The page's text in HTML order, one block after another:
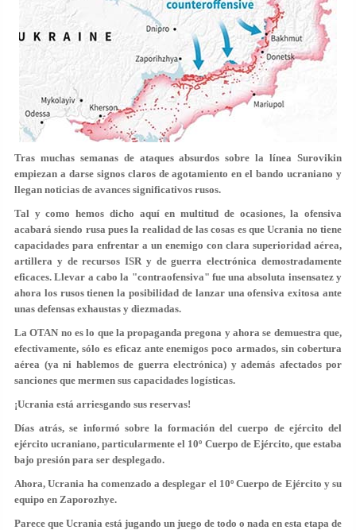
Tras muchas semanas de ataques absurdos sobre la línea Surovikin
empiezan a darse signos claros de agotamiento en el bando ucraniano y
llegan noticias de avances significativos rusos.
Tal y como hemos dicho aquí en multitud de ocasiones, la ofensiva
acabará siendo rusa pues la realidad de las cosas es que Ucrania no tiene
capacidades para enfrentar a un enemigo con clara superioridad aérea,
artillera y de recursos ISR y de guerra electrónica demostradamente
eficaces. Llevar a cabo la "contraofensiva" fue una absoluta insensatez y
ahora los rusos tienen la posibilidad de lanzar una ofensiva exitosa ante
unas defensas exhaustas y diezmadas.
La OTAN no es lo que la propaganda pregona y ahora se demuestra que,
efectivamente, sólo es eficaz ante enemigos poco armados, sin cobertura
aérea (ya ni hablemos de guerra electrónica) y además afectados por
sanciones que mermen sus capacidades logísticas.
¡Ucrania está arriesgando sus reservas!
Días atrás, se informó sobre la formación del cuerpo de ejército del
ejército ucraniano, particularmente el 10º Cuerpo de Ejército, que estaba
bajo presión para ser desplegado.
Ahora, Ucrania ha comenzado a desplegar el 10º Cuerpo de Ejército y su
equipo en Zaporozhye.
Parece que Ucrania está jugando un juego de todo o nada en esta etapa de